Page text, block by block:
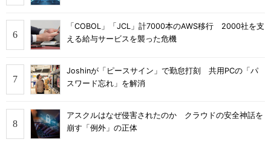
「COBOL」「JCL」計7000本のAWS移行 2000社を支
える給与サービスを襲った危機
Joshinが「ピースサイン」で勤怠打刻 共用PCの「パ
スワード忘れ」を解消
アスクルはなぜ侵害されたのか クラウドの安全神話を
崩す「例外」の正体